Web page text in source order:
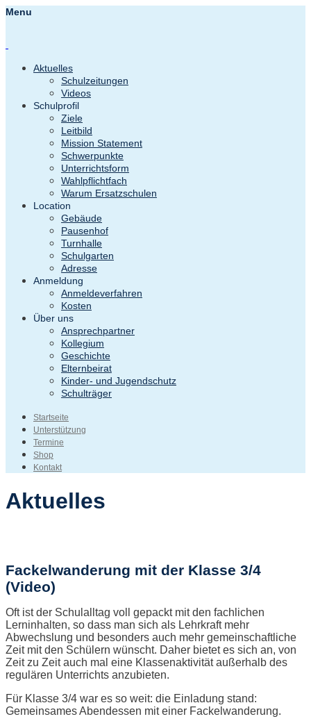
Menu
Aktuelles
Schulzeitungen
Videos
Schulprofil
Ziele
Leitbild
Mission Statement
Schwerpunkte
Unterrichtsform
Wahlpflichtfach
Warum Ersatzschulen
Location
Gebäude
Pausenhof
Turnhalle
Schulgarten
Adresse
Anmeldung
Anmeldeverfahren
Kosten
Über uns
Ansprechpartner
Kollegium
Geschichte
Elternbeirat
Kinder- und Jugendschutz
Schulträger
Startseite
Unterstützung
Termine
Shop
Kontakt
Aktuelles
Fackelwanderung mit der Klasse 3/4
(Video)
Oft ist der Schulalltag voll gepackt mit den fachlichen
Lerninhalten, so dass man sich als Lehrkraft mehr
Abwechslung und besonders auch mehr gemeinschaftliche
Zeit mit den Schülern wünscht. Daher bietet es sich an, von
Zeit zu Zeit auch mal eine Klassenaktivität außerhalb des
regulären Unterrichts anzubieten.
Für Klasse 3/4 war es so weit: die Einladung stand:
Gemeinsames Abendessen mit einer Fackelwanderung.